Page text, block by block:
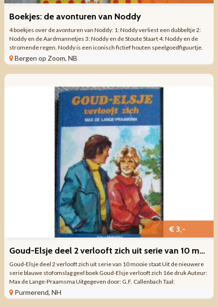
Boekjes: de avonturen van Noddy
4 boekjes over de avonturen van Noddy: 1: Noddy verliest een dubbeltje 2:
Noddy en de Aardmannetjes 3: Noddy en de Stoute Staart 4: Noddy en de
stromende regen. Noddy is een iconisch fictief houten speelgoedfiguurtje.
Hij woont in ...
Bergen op Zoom, NB
€ 3,-
Goud-Elsje deel 2 verlooft zich uit serie van 10 mooie staat
Goud-Elsje deel 2 verlooft zich uit serie van 10 mooie staat Uit de nieuwere
serie blauwe stofomslag geel boek Goud-Elsje verlooft zich 16e druk Auteur:
Max de Lange-Praamsma Uitgegeven door: G.F. Callenbach Taal:
NEDERLANDS ...
Purmerend, NH